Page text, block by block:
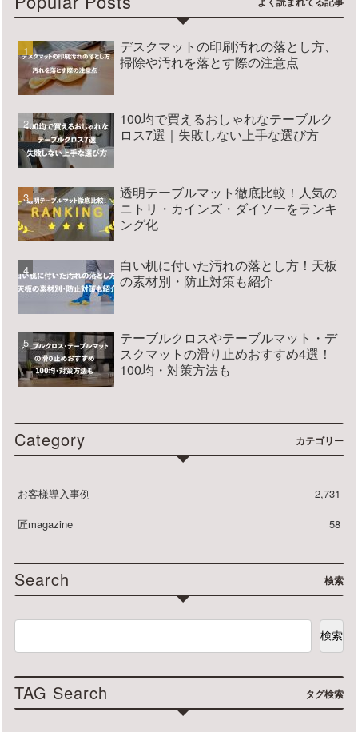
デスクマットの印刷汚れの落とし方、
掃除や汚れを落とす際の注意点
100均で買えるおしゃれなテーブルク
ロス7選｜失敗しない上手な選び方
透明テーブルマット徹底比較！人気の
ニトリ・カインズ・ダイソーをランキ
ング化
白い机に付いた汚れの落とし方！天板
の素材別・防止対策も紹介
テーブルクロスやテーブルマット・デ
スクマットの滑り止めおすすめ4選！
100均・対策方法も
Category カテゴリー
お客様導入事例
2,731
匠magazine
58
Search 検索
検索
TAG Search タグ検索